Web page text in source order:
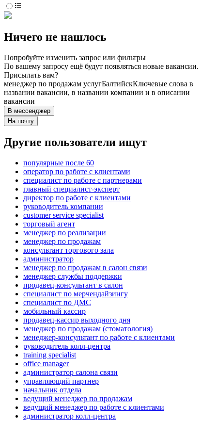
Ничего не нашлось
Попробуйте изменить запрос или фильтры
По вашему запросу ещё будут появляться новые вакансии.
Присылать вам?
менеджер по продажам услугБалтийскКлючевые слова в
названии вакансии, в названии компании и в описании
вакансии
В мессенджер
На почту
Другие пользователи ищут
популярные после 60
оператор по работе с клиентами
специалист по работе с партнерами
главный специалист-эксперт
директор по работе с клиентами
руководитель компании
customer service specialist
торговый агент
менеджер по реализации
менеджер по продажам
консультант торгового зала
администратор
менеджер по продажам в салон связи
менеджер службы поддержки
продавец-консультант в салон
специалист по мерчендайзингу
специалист по ДМС
мобильный кассир
продавец-кассир выходного дня
менеджер по продажам (стоматология)
менеджер-консультант по работе с клиентами
руководитель колл-центра
training specialist
office manager
администратор салона связи
управляющий партнер
начальник отдела
ведущий менеджер по продажам
ведущий менеджер по работе с клиентами
администратор колл-центра